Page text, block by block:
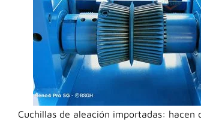
Cuchillas de aleación importadas: hacen